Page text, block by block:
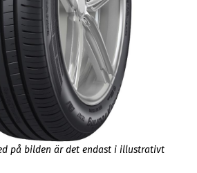
på bilden är det endast i illustrativt